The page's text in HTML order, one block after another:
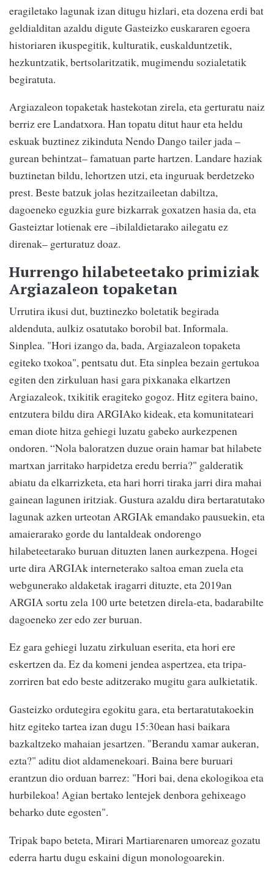
eragiletako lagunak izan ditugu hizlari, eta dozena erdi bat
geldialditan azaldu digute Gasteizko euskararen egoera
historiaren ikuspegitik, kulturatik, euskalduntzetik,
hezkuntzatik, bertsolaritzatik, mugimendu sozialetatik
begiratuta.
Argiazaleon topaketak hastekotan zirela, eta gerturatu naiz
berriz ere Landatxora. Han topatu ditut haur eta heldu
eskuak buztinez zikinduta Nendo Dango tailer jada –
gurean behintzat– famatuan parte hartzen. Landare haziak
buztinetan bildu, lehortzen utzi, eta inguruak berdetzeko
prest. Beste batzuk jolas hezitzaileetan dabiltza,
dagoeneko eguzkia gure bizkarrak goxatzen hasia da, eta
Gasteiztar lotienak ere –ibilaldietarako ailegatu ez
direnak– gerturatuz doaz.
Hurrengo hilabeteetako primiziak
Argiazaleon topaketan
Urrutira ikusi dut, buztinezko boletatik begirada
aldenduta, aulkiz osatutako borobil bat. Informala.
Sinplea. "Hori izango da, bada, Argiazaleon topaketa
egiteko txokoa", pentsatu dut. Eta sinplea bezain gertukoa
egiten den zirkuluan hasi gara pixkanaka elkartzen
Argiazaleok, txikitik eragiteko gogoz. Hitz egitera baino,
entzutera bildu dira ARGIAko kideak, eta komunitateari
eman diote hitza gehiegi luzatu gabeko aurkezpenen
ondoren. “Nola baloratzen duzue orain hamar bat hilabete
martxan jarritako harpidetza eredu berria?" galderatik
abiatu da elkarrizketa, eta hari horri tiraka jarri dira mahai
gainean lagunen iritziak. Gustura azaldu dira bertaratutako
lagunak azken urteotan ARGIAk emandako pausuekin, eta
amaierarako gorde du lantaldeak ondorengo
hilabeteetarako buruan dituzten lanen aurkezpena. Hogei
urte dira ARGIAk interneterako saltoa eman zuela eta
webgunerako aldaketak iragarri dituzte, eta 2019an
ARGIA sortu zela 100 urte betetzen direla-eta, badarabilte
dagoeneko zer edo zer buruan.
Ez gara gehiegi luzatu zirkuluan eserita, eta hori ere
eskertzen da. Ez da komeni jendea aspertzea, eta tripa-
zorriren bat edo beste aditzerako mugitu gara aulkietatik.
Gasteizko ordutegira egokitu gara, eta bertaratutakoekin
hitz egiteko tartea izan dugu 15:30ean hasi baikara
bazkaltzeko mahaian jesartzen. "Berandu xamar aukeran,
ezta?" aditu diot aldamenekoari. Baina bere buruari
erantzun dio orduan barrez: "Hori bai, dena ekologikoa eta
hurbilekoa! Agian bertako lentejek denbora gehixeago
beharko dute egosten".
Tripak bapo beteta, Mirari Martiarenaren umoreaz gozatu
ederra hartu dugu eskaini digun monologoarekin.